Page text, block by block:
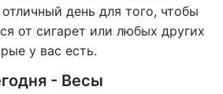
день для того, чтобы
от сигарет или любых других
у вас есть.
- Весы